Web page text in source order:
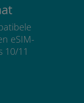
eSIM-
10/11